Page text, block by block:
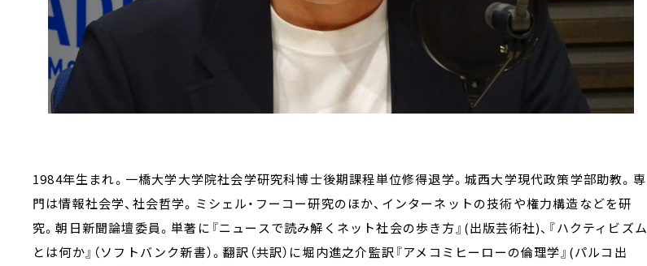
1984年生まれ。一橋大学大学院社会学研究科博士後期課程単位修得退学。城西大学現代政策学部助教。専
門は情報社会学、社会哲学。ミシェル・フーコー研究のほか、インターネットの技術や権力構造などを研
究。朝日新聞論壇委員。単著に『ニュースで読み解くネット社会の歩き方』(出版芸術社)、『ハクティビズム
とは何か』（ソフトバンク新書）。翻訳（共訳）に堀内進之介監訳『アメコミヒーローの倫理学』(パルコ出